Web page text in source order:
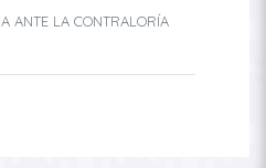
ANTE LA CONTRALORÍA